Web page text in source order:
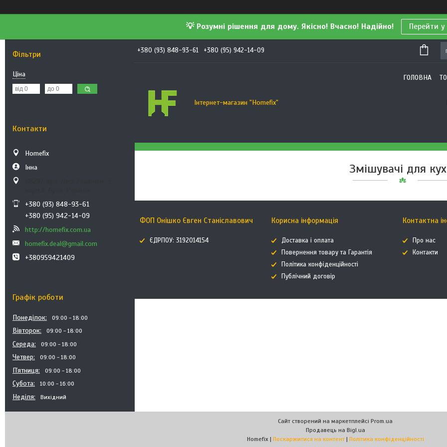
💡 Розумні рішення для дому. Якісно! Вчасно! Надійно! Перейти
Фільтри
Ціна
Контакти
Homefix
Інна
+380 (93) 848-93-61
+380 (95) 942-14-09
http://homefix.com.ua
homefix.deal@gmail.com
+380959421409
Графік роботи
Понеділок 09:00 18:00
Вівторок 09:00 18:00
Середа 09:00 18:00
Четвер 09:00 18:00
Пʼятниця 09:00 18:00
Субота 10:00 16:00
Неділя Вихідний
+380 (93) 848-93-61 +380 (95) 942-14-09
Інтернет-магазин "Homefix"
ГОЛОВНА
Змішувачі для
ФОП Онішко Євген Станіславович
ЄДРПОУ: 3192014154
Корисна інформація
Доставка і оплата
Повернення товару та Гарантія
Політика конфіденційності
Публічний договір
Контактна
Про нас
Контакти
Сайт створений на маркетплейсі Prom.ua
Продавець на Bigl.ua
Homefix | Поскаржитися на контент | Політика конфіденційності